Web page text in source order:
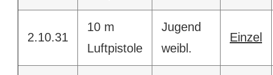
2.10.31
10 m
Luftpistole
Jugend
weibl.
Einzel